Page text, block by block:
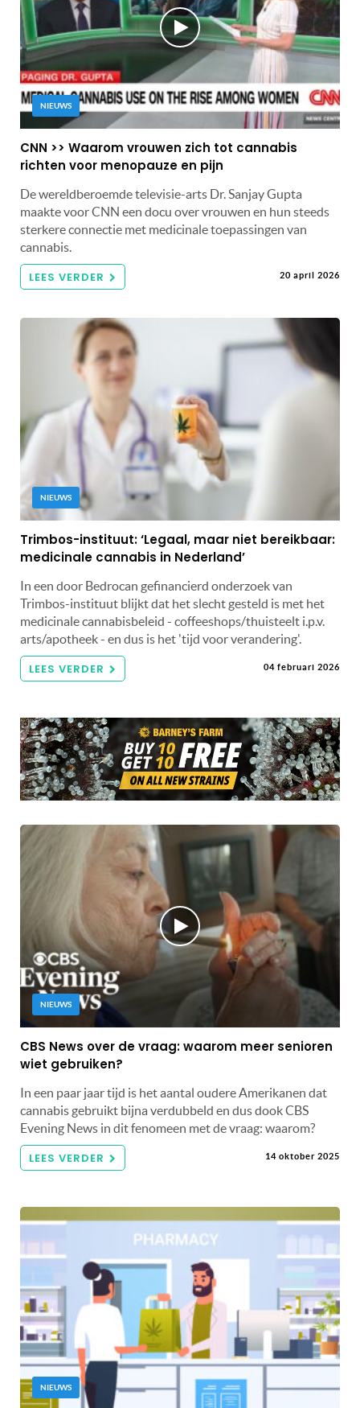
NIEUWS
CNN >> Waarom vrouwen zich tot cannabis
richten voor menopauze en pijn
De wereldberoemde televisie-arts Dr. Sanjay Gupta
maakte voor CNN een docu over vrouwen en hun steeds
sterkere connectie met medicinale toepassingen van
cannabis.
LEES VERDER 20 april 2026
NIEUWS
Trimbos-instituut: ‘Legaal, maar niet bereikbaar:
medicinale cannabis in Nederland’
In een door Bedrocan gefinancierd onderzoek van
Trimbos-instituut blijkt dat het slecht gesteld is met het
medicinale cannabisbeleid - coffeeshops/thuisteelt i.p.v.
arts/apotheek - en dus is het 'tijd voor verandering'.
LEES VERDER 04 februari 2026
NIEUWS
CBS News over de vraag: waarom meer senioren
wiet gebruiken?
In een paar jaar tijd is het aantal oudere Amerikanen dat
cannabis gebruikt bijna verdubbeld en dus dook CBS
Evening News in dit fenomeen met de vraag: waarom?
LEES VERDER 14 oktober 2025
NIEUWS